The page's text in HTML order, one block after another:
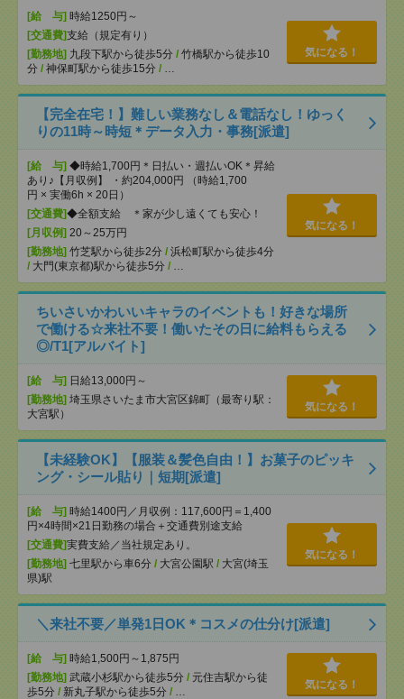
[給 与] 時給1250円～
[交通費]支給（規定有り）
[勤務地] 九段下駅から徒歩5分 / 竹橋駅から徒歩10
分 / 神保町駅から徒歩15分 / …
気になる！
【完全在宅！】難しい業務なし＆電話なし！ゆっく
りの11時～時短＊データ入力・事務[派遣]
[給 与] ◆時給1,700円＊日払い・週払いOK＊昇給
あり♪【月収例】 ・約204,000円 （時給1,700
円 × 実働6h × 20日）
[交通費]◆全額支給 ＊家が少し遠くても安心！
[月収例] 20～25万円
[勤務地] 竹芝駅から徒歩2分 / 浜松町駅から徒歩4分
/ 大門(東京都)駅から徒歩5分 / …
気になる！
ちいさいかわいいキャラのイベントも！好きな場所
で働ける☆来社不要！働いたその日に給料もらえる
◎/T1[アルバイト]
[給 与] 日給13,000円～
[勤務地] 埼玉県さいたま市大宮区錦町（最寄り駅：
大宮駅）
気になる！
【未経験OK】【服装＆髪色自由！】お菓子のピッキ
ング・シール貼り｜短期[派遣]
[給 与] 時給1400円／月収例：117,600円＝1,400
円×4時間×21日勤務の場合＋交通費別途支給
[交通費]実費支給／当社規定あり。
[勤務地] 七里駅から車6分 / 大宮公園駅 / 大宮(埼玉
県)駅
気になる！
＼来社不要／単発1日OK＊コスメの仕分け[派遣]
[給 与] 時給1,500円～1,875円
[勤務地] 武蔵小杉駅から徒歩5分 / 元住吉駅から徒
歩5分 / 新丸子駅から徒歩5分 / …
気になる！